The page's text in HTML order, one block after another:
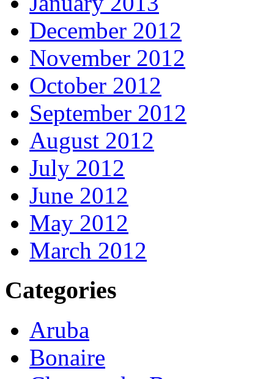
December 2012
November 2012
October 2012
September 2012
August 2012
July 2012
June 2012
May 2012
March 2012
Categories
Aruba
Bonaire